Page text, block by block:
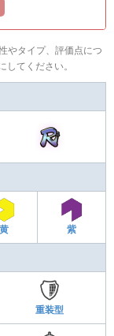
やタイプ、評価点につ
てください。
黄 紫
重装型